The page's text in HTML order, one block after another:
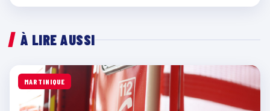
À LIRE AUSSI
MARTINIQUE